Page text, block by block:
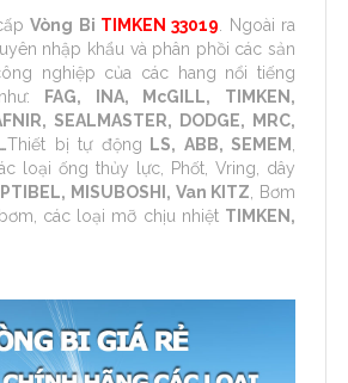
Vòng Bi TIMKEN 33019 . Ngoài ra
nhập khẩu và phân phồi các sản
nghiệp của các hang nổi tiếng
FAG, INA, McGILL, TIMKEN,
SEALMASTER, DODGE, MRC,
Thiết bị tự động LS, ABB, SEMEM
loại ống thủy lực, Phốt, Vring, dây
MISUBOSHI, Van KITZ , Bơm
các loại mỡ chịu nhiệt TIMKEN,